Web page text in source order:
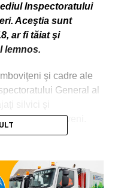
Inspectoratului
Aceştia sunt
ar fi tăiat şi
lemnos.
şi cadre ale
General al
Vom reveni.